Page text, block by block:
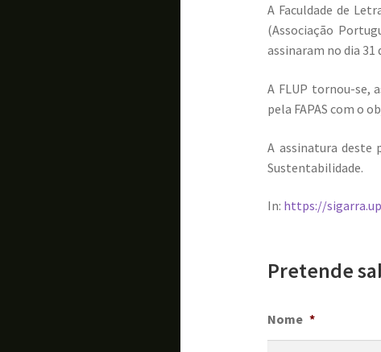
A Faculdade de
(Associação
assinaram no dia
A FLUP tornou-se,
pela FAPAS com o
A assinatura deste
Sustentabilidade.
In: https://
Pretende
Nome *